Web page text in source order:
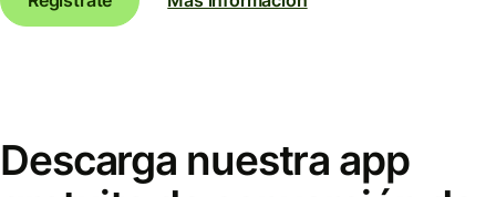
Descarga nuestra app